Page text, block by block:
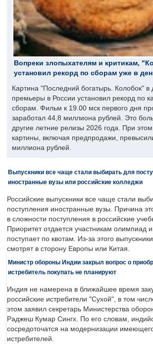
Вопреки злопыхателям и критикам,
установил рекорд по сборам уже в
Картина "Последний богатырь. Колобок" в
премьеры в России установил рекорд по
сборам. Фильм к 19.00 мск первого дня
заработал 44,8 миллиона рублей. Это
другие летние релизы 2026 года. При
картины, включая предпродажи,
миллиона рублей.
Выпускники все чаще стали выбирать для
иностранные вузы или российские колледжи
Российские выпускники все чаще стали
поступления иностранные вузы. Причина
в сложности поступления в российские
Приоритет отдается участникам олимпиад
поступает по квотам. Из-за этого
смотрят в сторону Европы или Китая.
Министр обороны Индии закрыл вопрос о
истребитель покупать не планируют
Индия не намерена в ближайшее время
российские истребители "Сухой", в том
этом заявил секретарь Министерства
Раджеш Кумар Сингх. По его словам,
сосредоточатся на модернизации
истребителей.